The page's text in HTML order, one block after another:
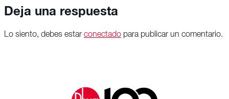
Deja una respuesta
Lo siento, debes estar conectado para publicar un comentario.